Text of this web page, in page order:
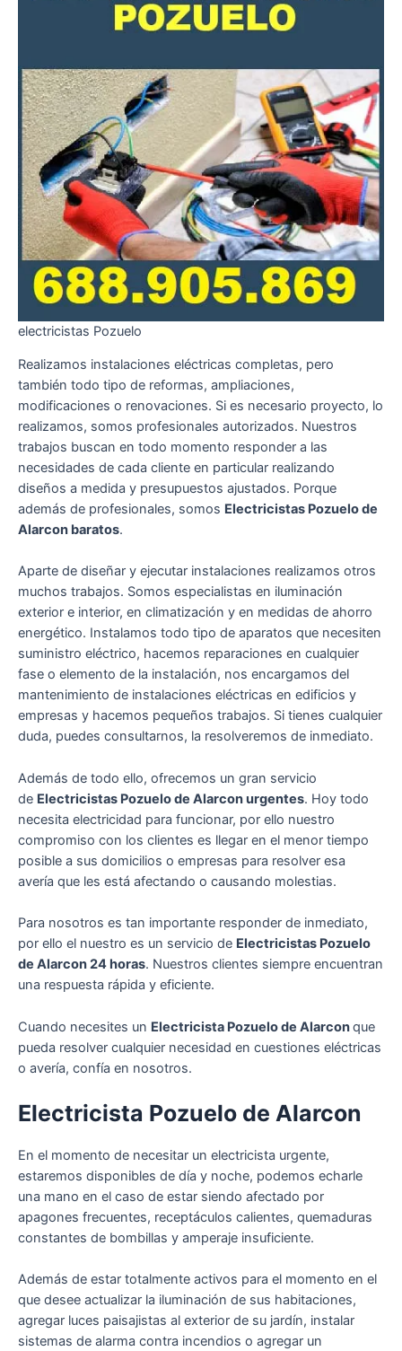
electricistas Pozuelo
Realizamos instalaciones eléctricas completas, pero
también todo tipo de reformas, ampliaciones,
modificaciones o renovaciones. Si es necesario proyecto, lo
realizamos, somos profesionales autorizados. Nuestros
trabajos buscan en todo momento responder a las
necesidades de cada cliente en particular realizando
diseños a medida y presupuestos ajustados. Porque
además de profesionales, somos Electricistas Pozuelo de
Alarcon baratos.
Aparte de diseñar y ejecutar instalaciones realizamos otros
muchos trabajos. Somos especialistas en iluminación
exterior e interior, en climatización y en medidas de ahorro
energético. Instalamos todo tipo de aparatos que necesiten
suministro eléctrico, hacemos reparaciones en cualquier
fase o elemento de la instalación, nos encargamos del
mantenimiento de instalaciones eléctricas en edificios y
empresas y hacemos pequeños trabajos. Si tienes cualquier
duda, puedes consultarnos, la resolveremos de inmediato.
Además de todo ello, ofrecemos un gran servicio
de Electricistas Pozuelo de Alarcon urgentes. Hoy todo
necesita electricidad para funcionar, por ello nuestro
compromiso con los clientes es llegar en el menor tiempo
posible a sus domicilios o empresas para resolver esa
avería que les está afectando o causando molestias.
Para nosotros es tan importante responder de inmediato,
por ello el nuestro es un servicio de Electricistas Pozuelo
de Alarcon 24 horas. Nuestros clientes siempre encuentran
una respuesta rápida y eficiente.
Cuando necesites un Electricista Pozuelo de Alarconque
pueda resolver cualquier necesidad en cuestiones eléctricas
o avería, confía en nosotros.
Electricista Pozuelo de Alarcon
En el momento de necesitar un electricista urgente,
estaremos disponibles de día y noche, podemos echarle
una mano en el caso de estar siendo afectado por
apagones frecuentes, receptáculos calientes, quemaduras
constantes de bombillas y amperaje insuficiente.
Además de estar totalmente activos para el momento en el
que desee actualizar la iluminación de sus habitaciones,
agregar luces paisajistas al exterior de su jardín, instalar
sistemas de alarma contra incendios o agregar un